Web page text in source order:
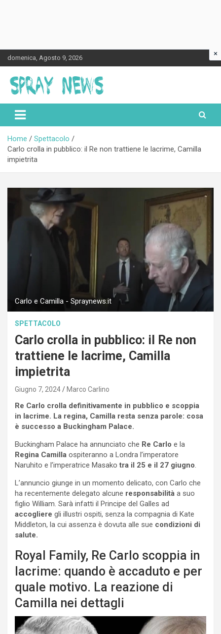
Skip
to
content
domenica, Agosto 9, 2026
Spraynews.it
Home
Spettacolo
Carlo crolla in pubblico: il Re non trattiene le lacrime, Camilla
impietrita
Carlo e Camilla - Spraynews.it
SPETTACOLO
Carlo crolla in pubblico: il Re non
trattiene le lacrime, Camilla
impietrita
Giugno 7, 2024 Marco Carlino
Re Carlo crolla definitivamente in pubblico e scoppia
in lacrime. La regina, Camilla resta senza parole: cosa
è successo a Buckingham Palace.
Buckingham Palace ha annunciato che Re Carlo e la
Regina Camilla ospiteranno a Londra l’imperatore
Naruhito e l’imperatrice Masakotra il 25 e il 27 giugno.
L’annuncio giunge in un momento delicato, con Carlo che
ha recentemente delegato alcune responsabilità a suo
figlio William. Sarà infatti il Principe del Galles ad
accogliere gli illustri ospiti, senza la compagnia di Kate
Middleton, la cui assenza è dovuta alle sue condizioni di
salute.
Royal Family, Re Carlo scoppia in
lacrime: quando è accaduto e per
quale motivo. La reazione di
Camilla nei dettagli
×